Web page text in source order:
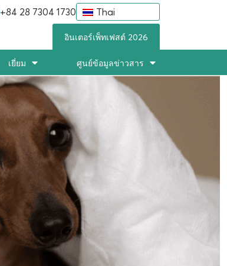
+84 28 7304 1730 Thai
อินเตอร์เพ็ทเฟสต์ 2026
เยี่ยม ศูนย์ข้อมูลข่าวสาร